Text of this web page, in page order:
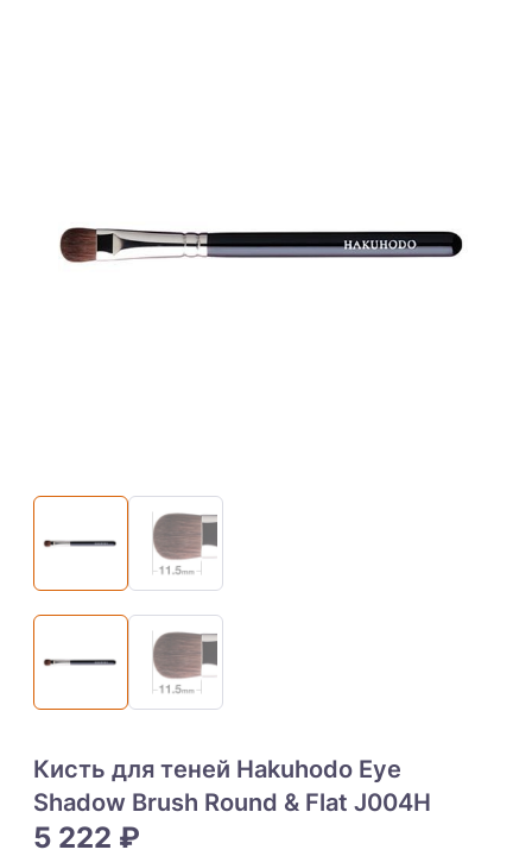
Кисть для теней Hakuhodo Eye
Shadow Brush Round & Flat J004H
5 222 ₽